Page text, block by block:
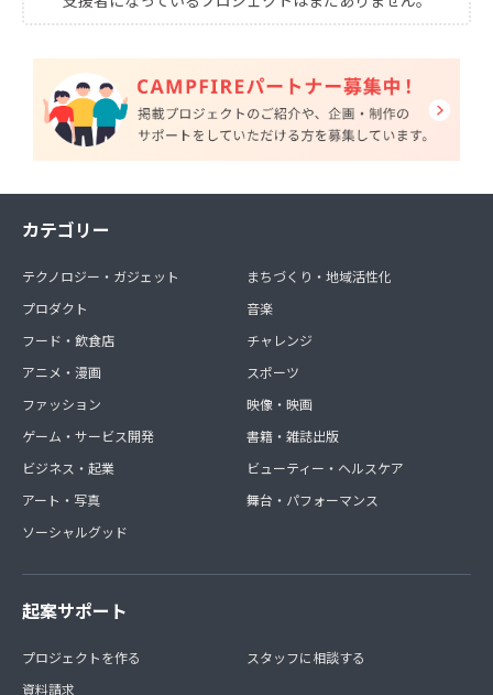
カテゴリー
テクノロジー・ガジェット
プロダクト
フード・飲食店
アニメ・漫画
ファッション
ゲーム・サービス開発
ビジネス・起業
アート・写真
ソーシャルグッド
まちづくり・地域活性化
音楽
チャレンジ
スポーツ
映像・映画
書籍・雑誌出版
ビューティー・ヘルスケア
舞台・パフォーマンス
起案サポート
プロジェクトを作る
資料請求
スタッフに相談する